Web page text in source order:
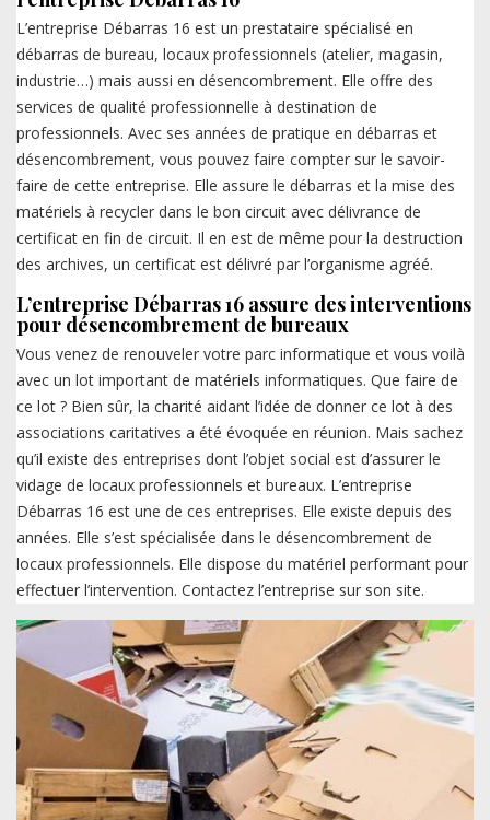
L’entreprise Débarras 16 est un prestataire spécialisé en
débarras de bureau, locaux professionnels (atelier, magasin,
industrie…) mais aussi en désencombrement. Elle offre des
services de qualité professionnelle à destination de
professionnels. Avec ses années de pratique en débarras et
désencombrement, vous pouvez faire compter sur le savoir-
faire de cette entreprise. Elle assure le débarras et la mise des
matériels à recycler dans le bon circuit avec délivrance de
certificat en fin de circuit. Il en est de même pour la destruction
des archives, un certificat est délivré par l’organisme agréé.
L’entreprise Débarras 16 assure des interventions
pour désencombrement de bureaux
Vous venez de renouveler votre parc informatique et vous voilà
avec un lot important de matériels informatiques. Que faire de
ce lot ? Bien sûr, la charité aidant l’idée de donner ce lot à des
associations caritatives a été évoquée en réunion. Mais sachez
qu’il existe des entreprises dont l’objet social est d’assurer le
vidage de locaux professionnels et bureaux. L’entreprise
Débarras 16 est une de ces entreprises. Elle existe depuis des
années. Elle s’est spécialisée dans le désencombrement de
locaux professionnels. Elle dispose du matériel performant pour
effectuer l’intervention. Contactez l’entreprise sur son site.